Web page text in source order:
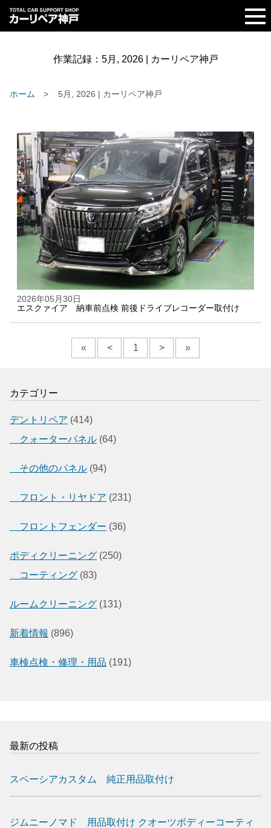
作業記録： 5月, 2026 | カーリペア神戸
ホーム 5月, 2026 | カーリペア神戸
2026年05月30日
エスクァイア 納車前点検 前後ドライブレコーダー取付け
« < 1 > »
カテゴリー
デントリペア (414)
クォーターパネル (64)
その他のパネル (94)
フロント・リヤドア (231)
フロントフェンダー (36)
ボディクリーニング (250)
コーティング (83)
ルームクリーニング (131)
新着情報 (896)
車検点検・修理・用品 (191)
最新の投稿
スペーシアカスタム 純正用品取付け
ジムニーノマド 用品取付け クオーツボディーコーティ